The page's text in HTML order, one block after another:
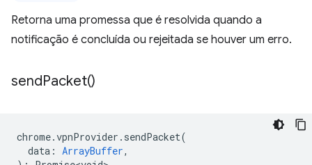
Retorna uma promessa que é resolvida quando a
notificação é concluída ou rejeitada se houver um erro.
sendPacket()
chrome.vpnProvider . sendPacket(
data : ArrayBuffer,